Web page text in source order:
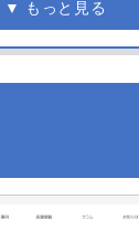
しています。
なく企業実績
されている価格
すべてを含んだ
外は一切かか